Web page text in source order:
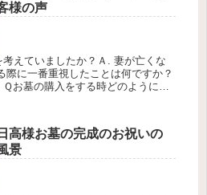
様の声
えていましたか？Ａ. 妻が亡くな
際に一番重視したことは何ですか？
お墓の購入をする時どのように情
日高様お墓の完成のお祝いの
景